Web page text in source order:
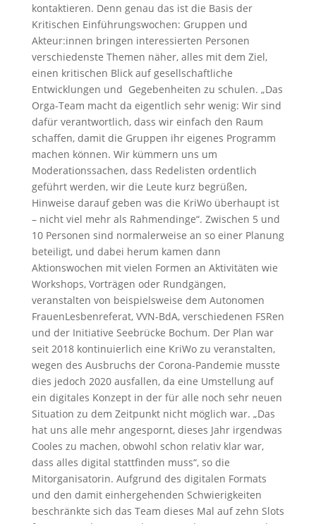
kontaktieren. Denn genau das ist die Basis der
Kritischen Einführungswochen: Gruppen und
Akteur:innen bringen interessierten Personen
verschiedenste Themen näher, alles mit dem Ziel,
einen kritischen Blick auf gesellschaftliche
Entwicklungen und Gegebenheiten zu schulen. „Das
Orga-Team macht da eigentlich sehr wenig: Wir sind
dafür verantwortlich, dass wir einfach den Raum
schaffen, damit die Gruppen ihr eigenes Programm
machen können. Wir kümmern uns um
Moderationssachen, dass Redelisten ordentlich
geführt werden, wir die Leute kurz begrüßen,
Hinweise darauf geben was die KriWo überhaupt ist
– nicht viel mehr als Rahmendinge“. Zwischen 5 und
10 Personen sind normalerweise an so einer Planung
beteiligt, und dabei herum kamen dann
Aktionswochen mit vielen Formen an Aktivitäten wie
Workshops, Vorträgen oder Rundgängen,
veranstalten von beispielsweise dem Autonomen
FrauenLesbenreferat, VVN-BdA, verschiedenen FSRen
und der Initiative Seebrücke Bochum. Der Plan war
seit 2018 kontinuierlich eine KriWo zu veranstalten,
wegen des Ausbruchs der Corona-Pandemie musste
dies jedoch 2020 ausfallen, da eine Umstellung auf
ein digitales Konzept in der für alle noch sehr neuen
Situation zu dem Zeitpunkt nicht möglich war. „Das
hat uns alle mehr angespornt, dieses Jahr irgendwas
Cooles zu machen, obwohl schon relativ klar war,
dass alles digital stattfinden muss“, so die
Mitorganisatorin. Aufgrund des digitalen Formats
und den damit einhergehenden Schwierigkeiten
beschränkte sich das Team dieses Mal auf zehn Slots